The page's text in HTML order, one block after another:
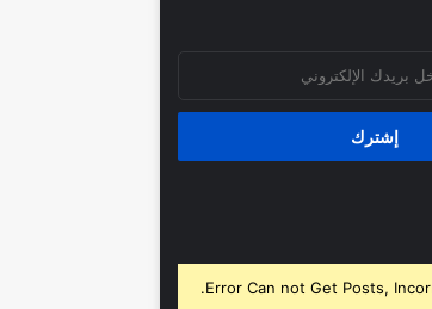
Error Can not Get Posts,